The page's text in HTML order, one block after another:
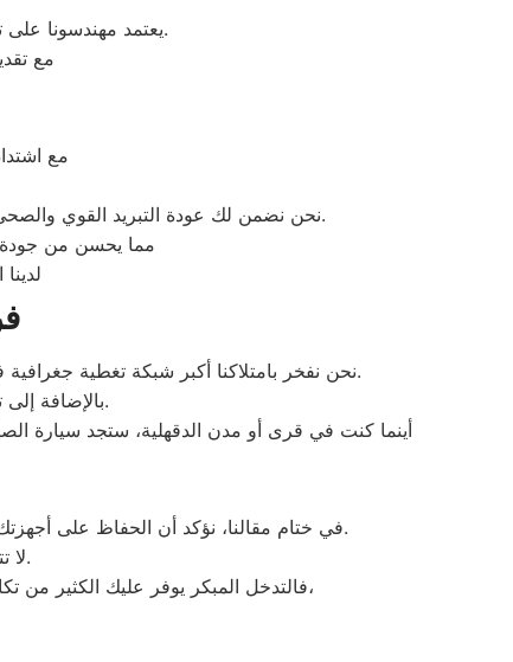
يعتمد مهندسونا على تنظيف الفلاتر وفحص جودة السخانات الكهربائية لضمان الحصول على أعلى درجة تعقيم ونظافة.
مع
مع
وفحص ضغط الفريون، وإصلاح كروت الكنترول ووحدات الـ Inverter. نحن نضمن لك عودة التبريد القوي والصحي من خلال تنظيف الفلاتر من البكتيريا والأتربة.
مما يحسن من جودة
لدينا
نحن نفخر بامتلاكنا أكبر شبكة تغطية.
بالإضافة.
أينما كنت في قرى أو مدن الدقهلية، ستجد سيارة
في ختام مقالنا، نؤكد أن الحفاظ علىهو شريكك الأمثل لضمان استدامة جهازك.
لا تتردد في طلب المساعدة فور ملاحظة أي صوت غير طبيعي أو تراجع في الأداء.
فالتدخل المبكر يوفر عليك الكثير من تكاليف الإصلاح الكبرى لاحقاً. فريقنا جاهز لاستقبال بلاغاتكم والتحرك الفوري لتلبية احتياجاتكم بمهنية عالية وأمان تام،